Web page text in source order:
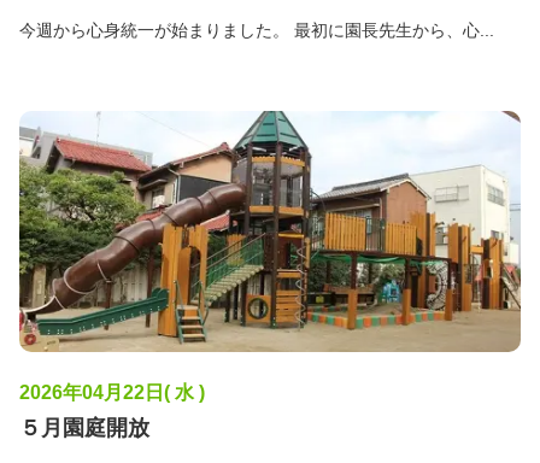
今週から心身統一が始まりました。 最初に園長先生から、心...
2026年04月22日( 水 )
５月園庭開放